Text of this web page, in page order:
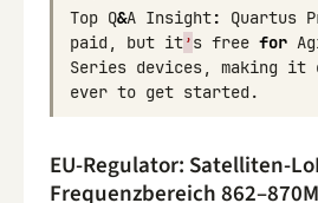
Top Q&A Insight: Quartus
paid, but it’s free for
Series devices, making it
ever to get started.
EU-Regulator: Satelliten-
Frequenzbereich